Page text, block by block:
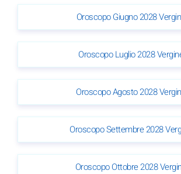
Oroscopo Giugno 2028
Oroscopo Luglio 2028
Oroscopo Agosto 2028
Oroscopo Settembre 2028
Oroscopo Ottobre 2028